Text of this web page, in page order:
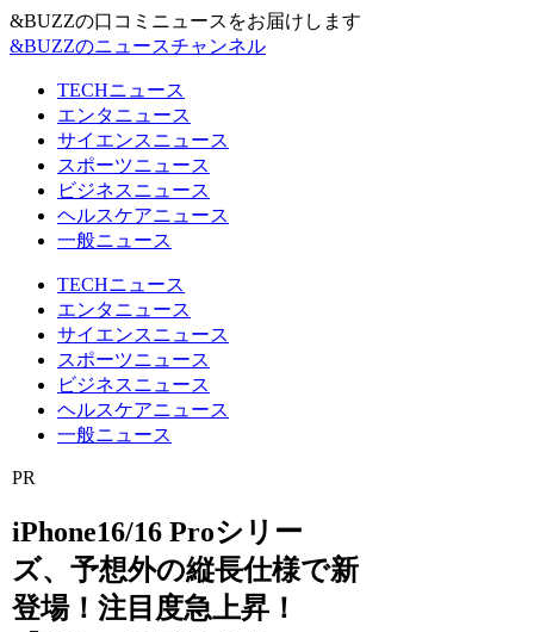
&BUZZの口コミニュースをお届けします
&BUZZのニュースチャンネル
TECHニュース
エンタニュース
サイエンスニュース
スポーツニュース
ビジネスニュース
ヘルスケアニュース
一般ニュース
TECHニュース
エンタニュース
サイエンスニュース
スポーツニュース
ビジネスニュース
ヘルスケアニュース
一般ニュース
PR
iPhone16/16 Proシリー
ズ、予想外の縦長仕様で新
登場！注目度急上昇！